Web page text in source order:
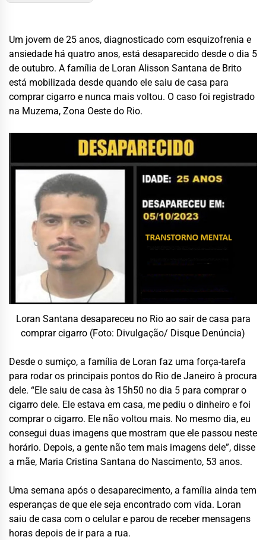
Um jovem de 25 anos, diagnosticado com esquizofrenia e
ansiedade há quatro anos, está desaparecido desde o dia 5
de outubro. A família de Loran Alisson Santana de Brito
está mobilizada desde quando ele saiu de casa para
comprar cigarro e nunca mais voltou. O caso foi registrado
na Muzema, Zona Oeste do Rio.
Loran Santana desapareceu no Rio ao sair de casa para
comprar cigarro (Foto: Divulgação/ Disque Denúncia)
Desde o sumiço, a família de Loran faz uma força-tarefa
para rodar os principais pontos do Rio de Janeiro à procura
dele. “Ele saiu de casa às 15h50 no dia 5 para comprar o
cigarro dele. Ele estava em casa, me pediu o dinheiro e foi
comprar o cigarro. Ele não voltou mais. No mesmo dia, eu
consegui duas imagens que mostram que ele passou neste
horário. Depois, a gente não tem mais imagens dele”, disse
a mãe, Maria Cristina Santana do Nascimento, 53 anos.
Uma semana após o desaparecimento, a família ainda tem
esperanças de que ele seja encontrado com vida. Loran
saiu de casa com o celular e parou de receber mensagens
horas depois de ir para a rua.